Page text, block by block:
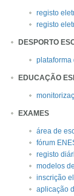
registo
registo
DESPORTO
plataforma
EDUCAÇÃO
EXAMES
área de
fórum
registo
modelos
inscrição
aplicação